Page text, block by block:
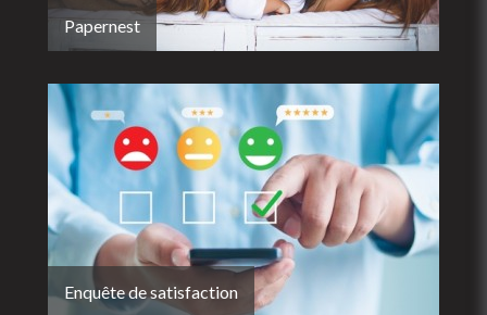
Papernest
Enquête de satisfaction